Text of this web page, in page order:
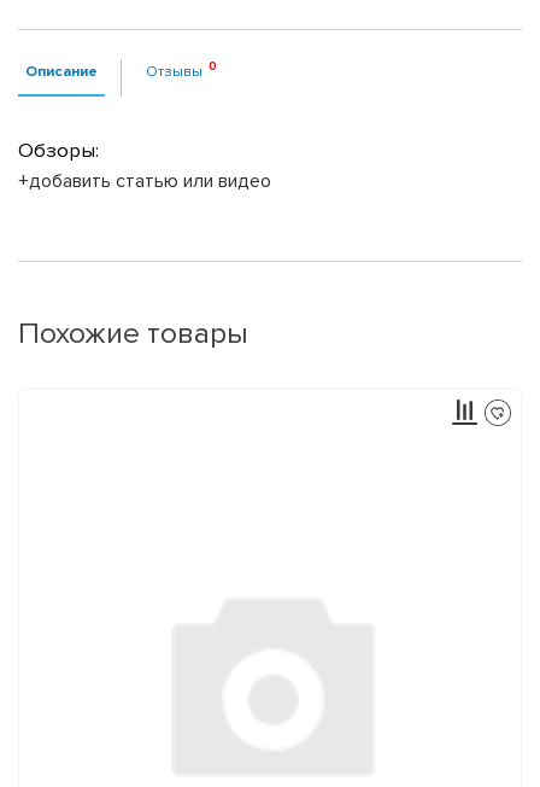
Описание Отзывы
Обзоры:
+добавить статью или видео
Похожие товары